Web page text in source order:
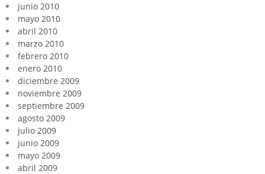
junio 2010
mayo 2010
abril 2010
marzo 2010
febrero 2010
enero 2010
diciembre 2009
noviembre 2009
septiembre 2009
agosto 2009
julio 2009
junio 2009
mayo 2009
abril 2009